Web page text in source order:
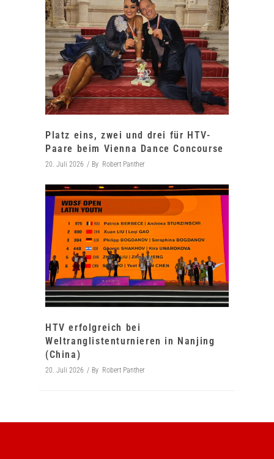
Platz eins, zwei und drei für HTV-
Paare beim Vienna Dance Concourse
20. Juli 2026 By Robert Panther
HTV erfolgreich bei
Weltranglistenturnieren in Nanjing
(China)
20. Juli 2026 By Robert Panther